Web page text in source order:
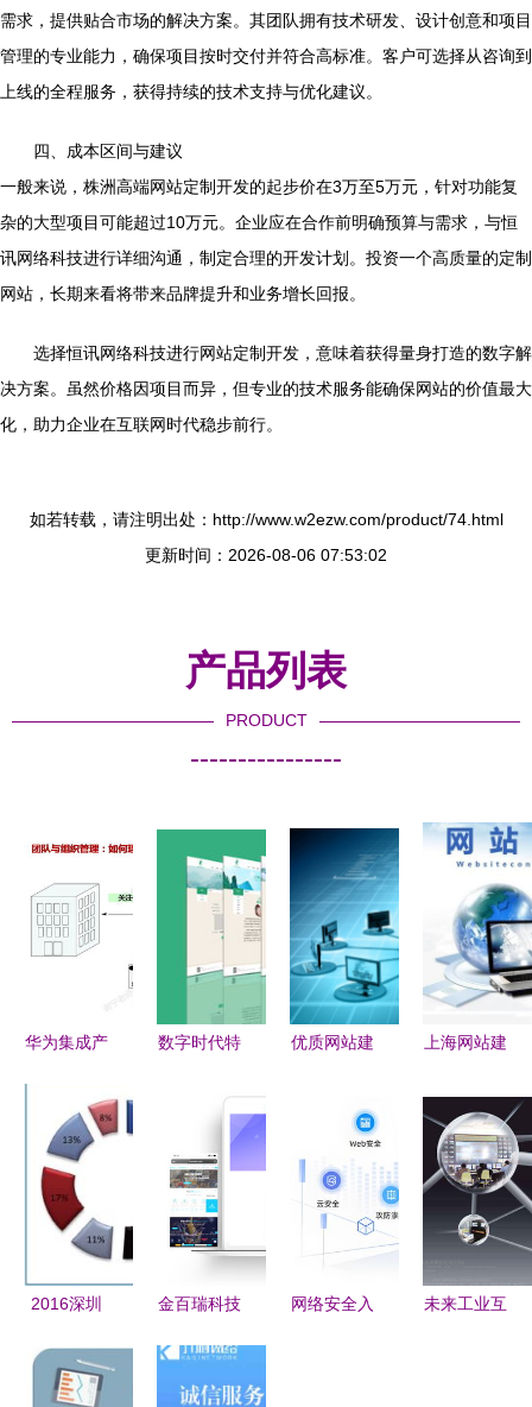
需求，提供贴合市场的解决方案。其团队拥有技术研发、设计创意和项目
管理的专业能力，确保项目按时交付并符合高标准。客户可选择从咨询到
上线的全程服务，获得持续的技术支持与优化建议。
四、成本区间与建议
一般来说，株洲高端网站定制开发的起步价在3万至5万元，针对功能复
杂的大型项目可能超过10万元。企业应在合作前明确预算与需求，与恒
讯网络科技进行详细沟通，制定合理的开发计划。投资一个高质量的定制
网站，长期来看将带来品牌提升和业务增长回报。
选择恒讯网络科技进行网站定制开发，意味着获得量身打造的数字解
决方案。虽然价格因项目而异，但专业的技术服务能确保网站的价值最大
化，助力企业在互联网时代稳步前行。
如若转载，请注明出处：http://www.w2ezw.com/product/74.html
更新时间：2026-08-06 07:53:02
产品列表
PRODUCT
----------------
华为集成产
ipd 华为研
发管理实践
精华
数字时代特
的技术解决
方案 技术
服务，让家
乡味道更云
旅行
优质网站建
则 以技术
服务为核心
的架构思考
上海网站建
要点解析
——回声网
络技术服务
2016深圳
技术开发及
金百瑞科技
网络安全入
未来工业互